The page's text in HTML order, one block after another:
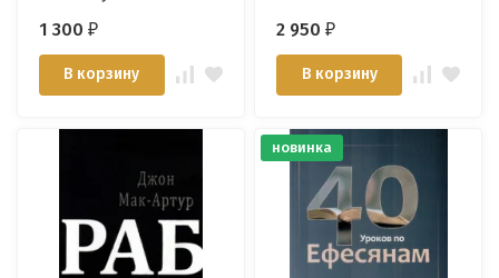
1 300₽
В корзину
Богом. Джон Пайпер
2 950₽
В корзину
новинка